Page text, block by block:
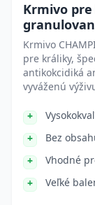
Krmivo pre
Krmivo
pre králiky,
antikokcidiká
vyváženú
Bez
Vhodné
Veľké